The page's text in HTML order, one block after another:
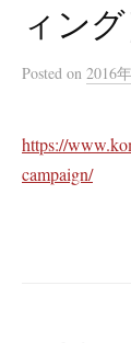
ィン
Posted on 2016
https://
campaign/